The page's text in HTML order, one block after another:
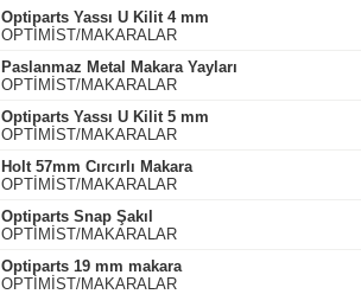
Optiparts Yassı U Kilit 4 mm
OPTİMİST/MAKARALAR
Paslanmaz Metal Makara Yayları
OPTİMİST/MAKARALAR
Optiparts Yassı U Kilit 5 mm
OPTİMİST/MAKARALAR
Holt 57mm Cırcırlı Makara
OPTİMİST/MAKARALAR
Optiparts Snap Şakıl
OPTİMİST/MAKARALAR
Optiparts 19 mm makara
OPTİMİST/MAKARALAR